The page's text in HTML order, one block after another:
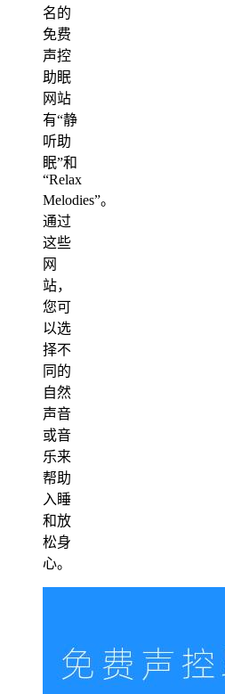
名的
免费
声控
助眠
网站
有“静
听助
眠”和
“Relax
Melodies”。
通过
这些
网
站，
您可
以选
择不
同的
自然
声音
或音
乐来
帮助
入睡
和放
松身
心。